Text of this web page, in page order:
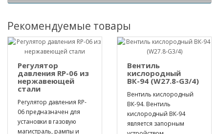
Рекомендуемые товары
Регулятор
давления RP-06 из
нержавеющей
стали
Регулятор давления RP-
06 предназначен для
установки в газовую
магистраль, рампы и
Вентиль
кислородный
ВК-94 (W27.8-G3/4)
Вентиль кислородный
ВК-94. Вентиль
кислородный ВК-94
является запорным